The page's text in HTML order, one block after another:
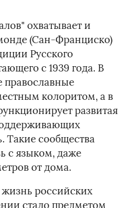
охватывает и
(Сан-Франциско)
Русского
с 1939 года. В
православные
колоритом, а в
развитая
Такие сообщества
с языком, даже
от дома.
жизнь российских
стало предметом